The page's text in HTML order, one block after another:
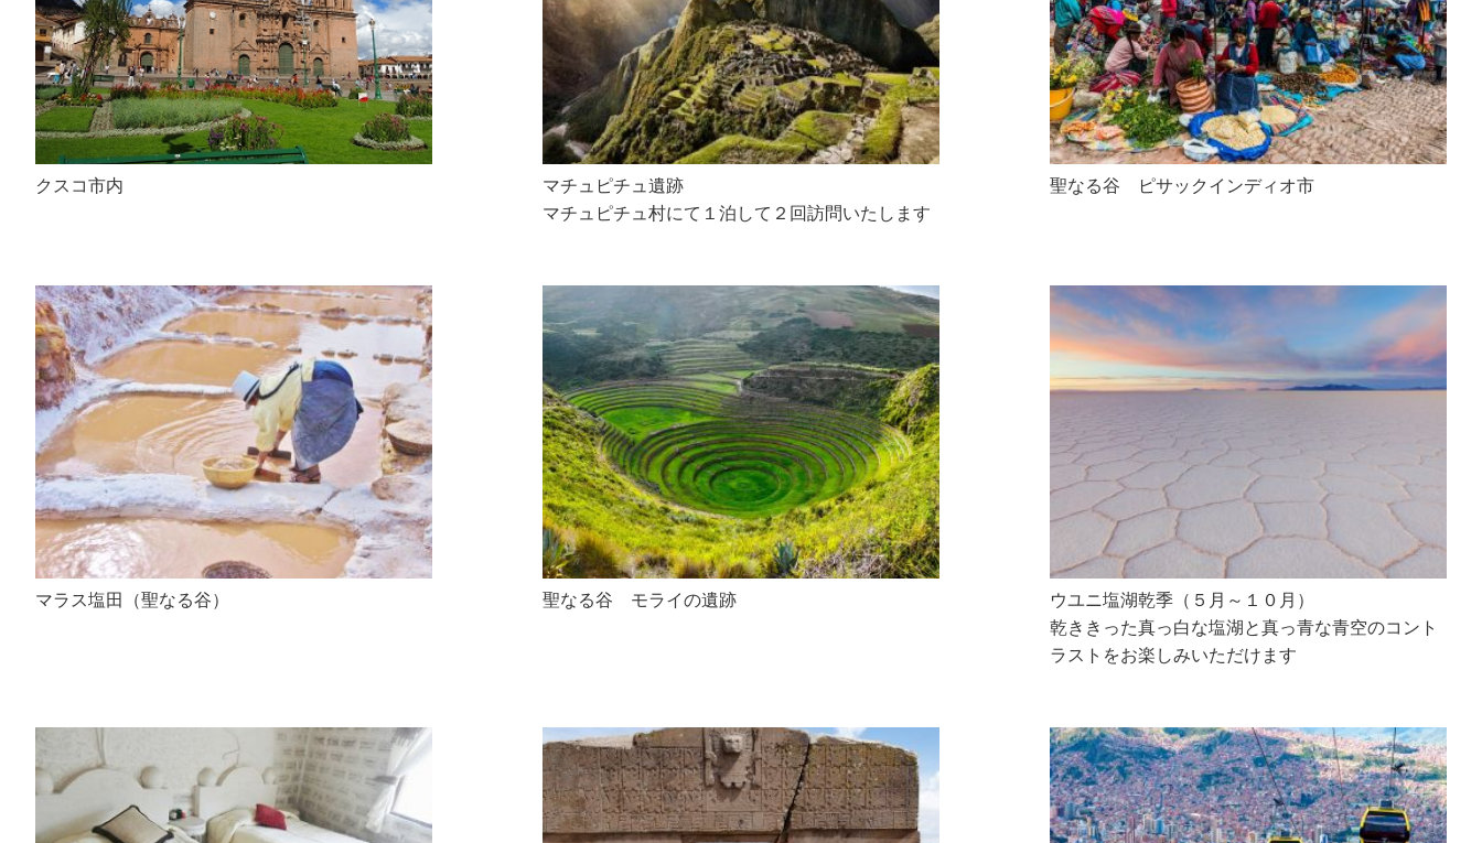
クスコ市内
マチュピチュ遺跡
マチュピチュ村にて１泊して２回訪問いたします
聖なる谷 ピサックインディオ市
マラス塩田（聖なる谷） 聖なる谷 モライの遺跡
ウユニ塩湖乾季（５月～１０月）
乾ききった真っ白な塩湖と真っ青な青空のコント
ラストをお楽しみいただけます